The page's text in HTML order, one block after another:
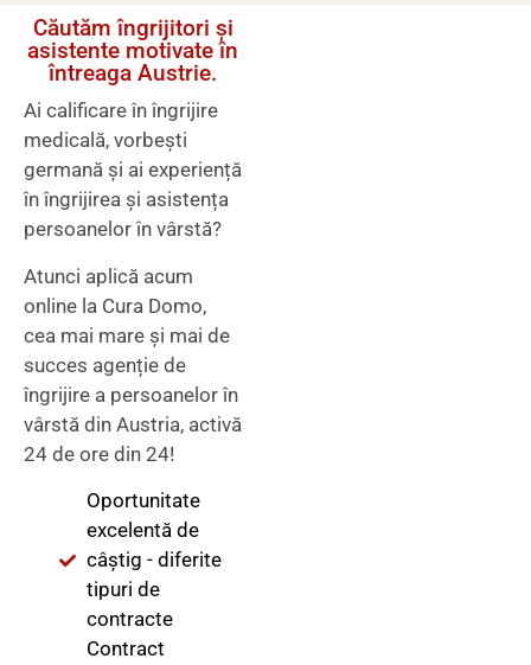
Căutăm îngrijitori și
asistente motivate în
întreaga Austrie.
Ai calificare în îngrijire
medicală, vorbești
germană și ai experiență
în îngrijirea și asistența
persoanelor în vârstă?
Atunci aplică acum
online la Cura Domo,
cea mai mare și mai de
succes agenție de
îngrijire a persoanelor în
vârstă din Austria, activă
24 de ore din 24!
Oportunitate
excelentă de
câștig - diferite
tipuri de
contracte
Contract